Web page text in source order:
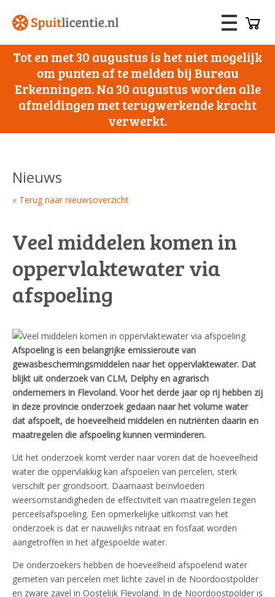
Tot en met 30 augustus is het niet mogelijk
om punten af te melden bij Bureau
Erkenningen. Na 30 augustus worden alle
afmeldingen met terugwerkende kracht
verwerkt.
Nieuws
« Terug naar nieuwsoverzicht
Veel middelen komen in
oppervlaktewater via
afspoeling
Afspoeling is een belangrijke emissieroute van
gewasbeschermingsmiddelen naar het oppervlaktewater. Dat
blijkt uit onderzoek van CLM, Delphy en agrarisch
ondernemers in Flevoland. Voor het derde jaar op rij hebben zij
in deze provincie onderzoek gedaan naar het volume water
dat afspoelt, de hoeveelheid middelen en nutriënten daarin en
maatregelen die afspoeling kunnen verminderen.
Uit het onderzoek komt verder naar voren dat de hoeveelheid
water die oppervlakkig kan afspoelen van percelen, sterk
verschilt per grondsoort. Daarnaast beïnvloeden
weersomstandigheden de effectiviteit van maatregelen tegen
perceelsafspoeling. Een opmerkelijke uitkomst van het
onderzoek is dat er nauwelijks nitraat en fosfaat worden
aangetroffen in het afgespoelde water.
De onderzoekers hebben de hoeveelheid afspoelend water
gemeten van percelen met lichte zavel in de Noordoostpolder
en zware zavel in Oostelijk Flevoland. In de Noordoostpolder is